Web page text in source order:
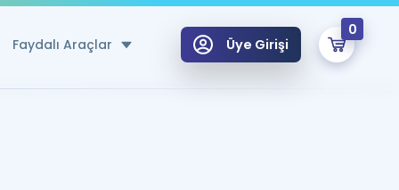
Faydalı Araçlar Üye Girişi
0